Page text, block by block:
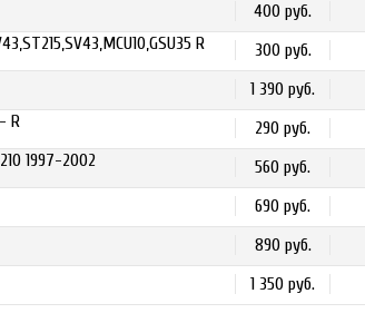
400 руб.
R
300 руб.
1 390 руб.
R
290 руб.
1997-2002
560 руб.
690 руб.
890 руб.
1 350 руб.